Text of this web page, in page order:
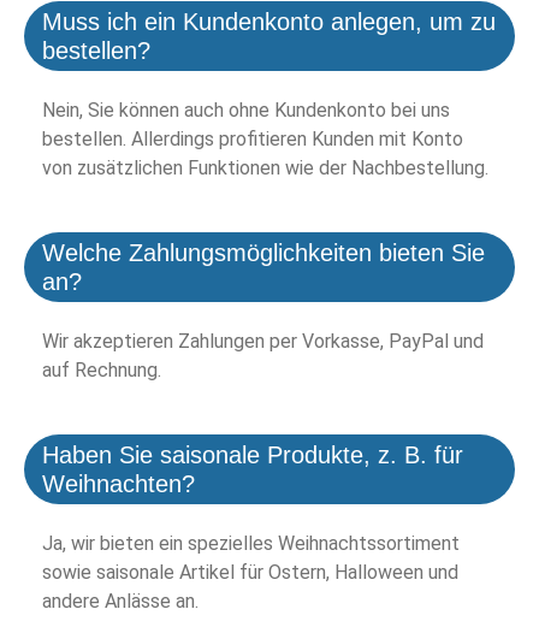
Muss ich ein Kundenkonto anlegen, um zu
bestellen?
Nein, Sie können auch ohne Kundenkonto bei uns
bestellen. Allerdings profitieren Kunden mit Konto
von zusätzlichen Funktionen wie der Nachbestellung.
Welche Zahlungsmöglichkeiten bieten Sie
an?
Wir akzeptieren Zahlungen per Vorkasse, PayPal und
auf Rechnung.
Haben Sie saisonale Produkte, z. B. für
Weihnachten?
Ja, wir bieten ein spezielles Weihnachtssortiment
sowie saisonale Artikel für Ostern, Halloween und
andere Anlässe an.